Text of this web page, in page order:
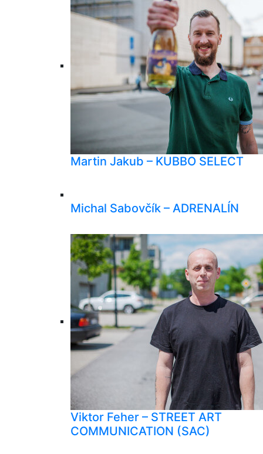
Martin Jakub – KUBBO SELECT
Michal Sabovčík – ADRENALÍN
Viktor Feher – STREET ART
COMMUNICATION (SAC)